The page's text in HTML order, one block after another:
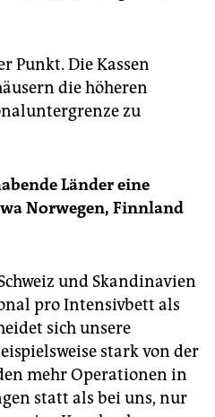
Punkt. Die Kassen
die höheren
zu
Länder eine
Norwegen, Finnland
und Skandinavien
pro Intensivbett als
sich unsere
stark von der
mehr Operationen in
statt als bei uns, nur